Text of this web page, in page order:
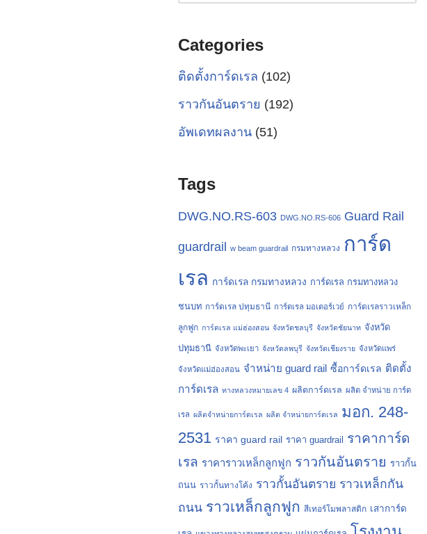
Categories
ติดตั้งการ์ดเรล (102)
ราวกันอันตราย (192)
อัพเดทผลงาน(51)
Tags
DWG.NO.RS-603 DWG.NO.RS-606 Guard Rail
guardrail w beam guardrail กรมทางหลวง การ์ด
เรล การ์ดเรล กรมทางหลวง การ์ดเรล กรมทางหลวง
ชนบท การ์ดเรล ปทุมธานี การ์ดเรล มอเตอร์เวย์ การ์ดเรลราวเหล็ก
ลูกฟูก การ์ดเรล แม่ฮ่องสอน จังหวัดชลบุรี จังหวัดชัยนาท จังหวัด
ปทุมธานี จังหวัดพะเยา จังหวัดลพบุรี จังหวัดเชียงราย จังหวัดแพร่
จังหวัดแม่ฮ่องสอน จำหน่าย guard rail ซื้อการ์ดเรล ติดตั้ง
การ์ดเรล ทางหลวงหมายเลข 4 ผลิตการ์ดเรล ผลิต จำหน่าย การ์ด
เรล ผลิตจำหน่ายการ์ดเรล ผลิต จำหน่ายการ์ดเรล มอก. 248-
2531 ราคา guard rail ราคา guardrail
ราคาการ์ด
เรล ราคาราวเหล็กลูกฟูก ราวกันอันตราย ราวกั้น
ถนน ราวกั้นทางโค้ง ราวกั้นอันตราย ราวเหล็กกัน
ถนน ราวเหล็กลูกฟูก สีเทอร์โมพลาสติก เสาการ์ด